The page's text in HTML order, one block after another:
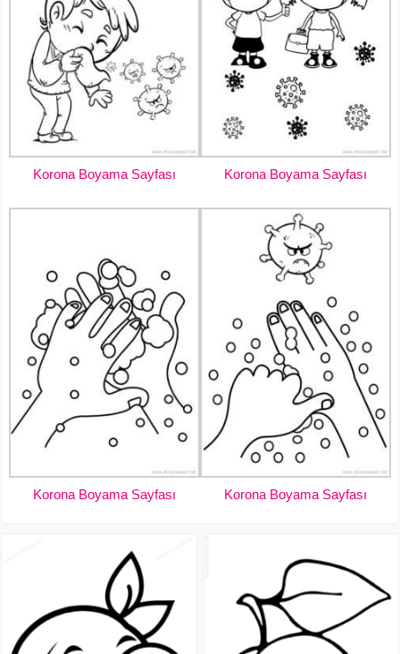
Korona Boyama Sayfası Korona Boyama Sayfası
Korona Boyama Sayfası Korona Boyama Sayfası